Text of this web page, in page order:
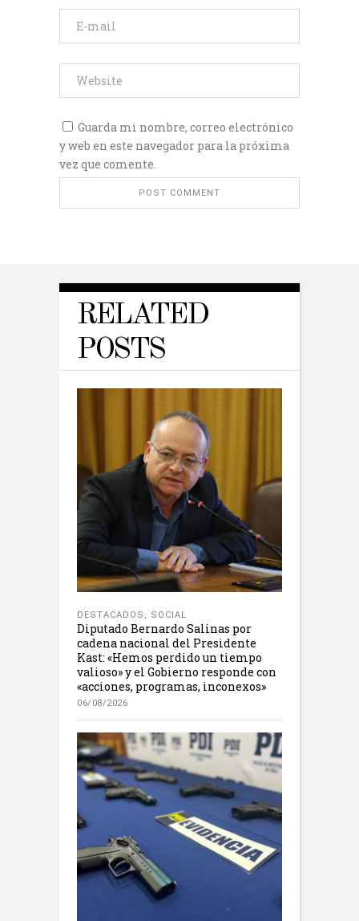
Guarda mi nombre, correo electrónico
y web en este navegador para la próxima
vez que comente.
RELATED
POSTS
DESTACADOS , SOCIAL
Diputado Bernardo Salinas por
cadena nacional del Presidente
Kast: «Hemos perdido un tiempo
valioso» y el Gobierno responde con
«acciones, programas, inconexos»
06/08/2026